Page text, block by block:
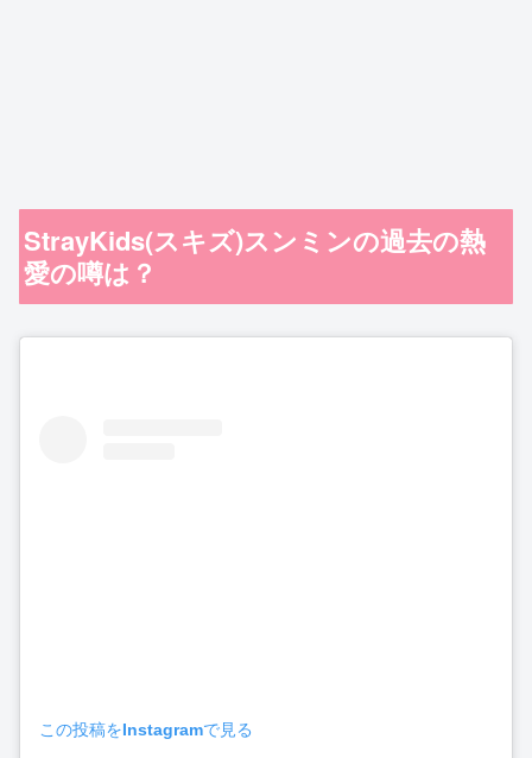
StrayKids(スキズ)スンミンの過去の熱
愛の噂は？
この投稿をInstagramで見る